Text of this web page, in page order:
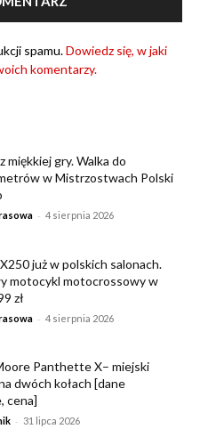
spamu.Dowiedz się, w jaki
komentarzy.
miękkiej gry. Walka do
w Mistrzostwach Polski
- 4 sierpnia 2026
już w polskich salonach.
motocykl motocrossowy w
zł
- 4 sierpnia 2026
Panthette X– miejski
dwóch kołach [dane
cena]
- 31 lipca 2026